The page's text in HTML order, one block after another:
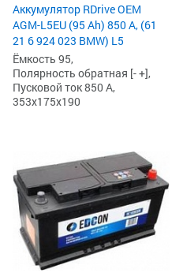
Аккумулятор RDrive OEM
AGM-L5EU (95 Ah) 850 А, (61
21 6 924 023 BMW) L5
Ёмкость 95,
Полярность обратная [- +],
Пусковой ток 850 А,
353x175x190